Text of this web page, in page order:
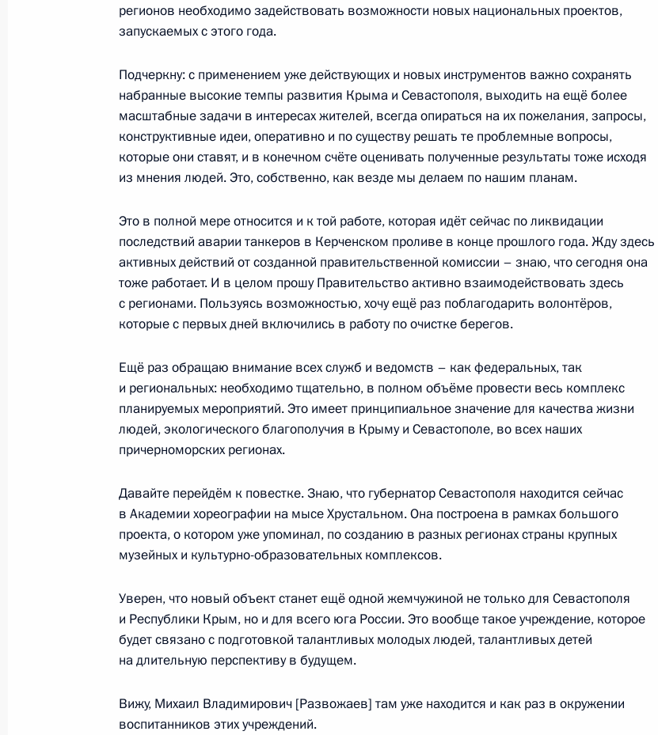
30 декабря 2024 года, понедельник
Поздравление главам государств и правительств с Новым годом
30 декабря 2024 года, 12:00
28 декабря 2024 года, суббота
Телефонный разговор с Президентом Казахстана Касым-
28 декабря 2024 года, 18:25
Телефонный разговор с Президентом Азербайджана Ильхамом
Алиевым
Совещание с постоянными членами Совета Безопасности
28 декабря 2024 года, 13:30
27 декабря 2024 года, пятница
Встреча с главой МЧС Александром Куренковым
Видеообращение по случаю Дня спасателя
регионов необходимо задействовать возможности новых национальных проектов,
запускаемых с этого года.
Подчеркну: с применением уже действующих и новых инструментов важно сохранять
набранные высокие темпы развития Крыма и Севастополя, выходить на ещё более
масштабные задачи в интересах жителей, всегда опираться на их пожелания, запросы,
конструктивные идеи, оперативно и по существу решать те проблемные вопросы,
которые они ставят, и в конечном счёте оценивать полученные результаты тоже исходя
из мнения людей. Это, собственно, как везде мы делаем по нашим планам.
Это в полной мере относится и к той работе, которая идёт сейчас по ликвидации
последствий аварии танкеров в Керченском проливе в конце прошлого года. Жду здесь
активных действий от созданной правительственной комиссии – знаю, что сегодня она
тоже работает. И в целом прошу Правительство активно взаимодействовать здесь
с регионами. Пользуясь возможностью, хочу ещё раз поблагодарить волонтёров,
которые с первых дней включились в работу по очистке берегов.
Ещё раз обращаю внимание всех служб и ведомств – как федеральных, так
и региональных: необходимо тщательно, в полном объёме провести весь комплекс
планируемых мероприятий. Это имеет принципиальное значение для качества жизни
людей, экологического благополучия в Крыму и Севастополе, во всех наших
причерноморских регионах.
Давайте перейдём к повестке. Знаю, что губернатор Севастополя находится сейчас
в Академии хореографии на мысе Хрустальном. Она построена в рамках большого
проекта, о котором уже упоминал, по созданию в разных регионах страны крупных
музейных и культурно-образовательных комплексов.
Уверен, что новый объект станет ещё одной жемчужиной не только для Севастополя
и Республики Крым, но и для всего юга России. Это вообще такое учреждение, которое
будет связано с подготовкой талантливых молодых людей, талантливых детей
на длительную перспективу в будущем.
Вижу, Михаил Владимирович [Развожаев] там уже находится и как раз в окружении
воспитанников этих учреждений.